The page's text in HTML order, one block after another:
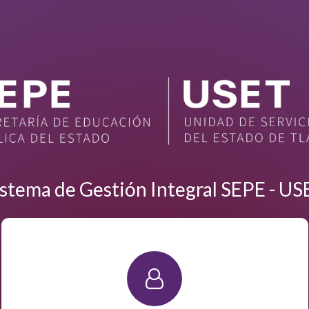
de Gestión Integral SEPE -